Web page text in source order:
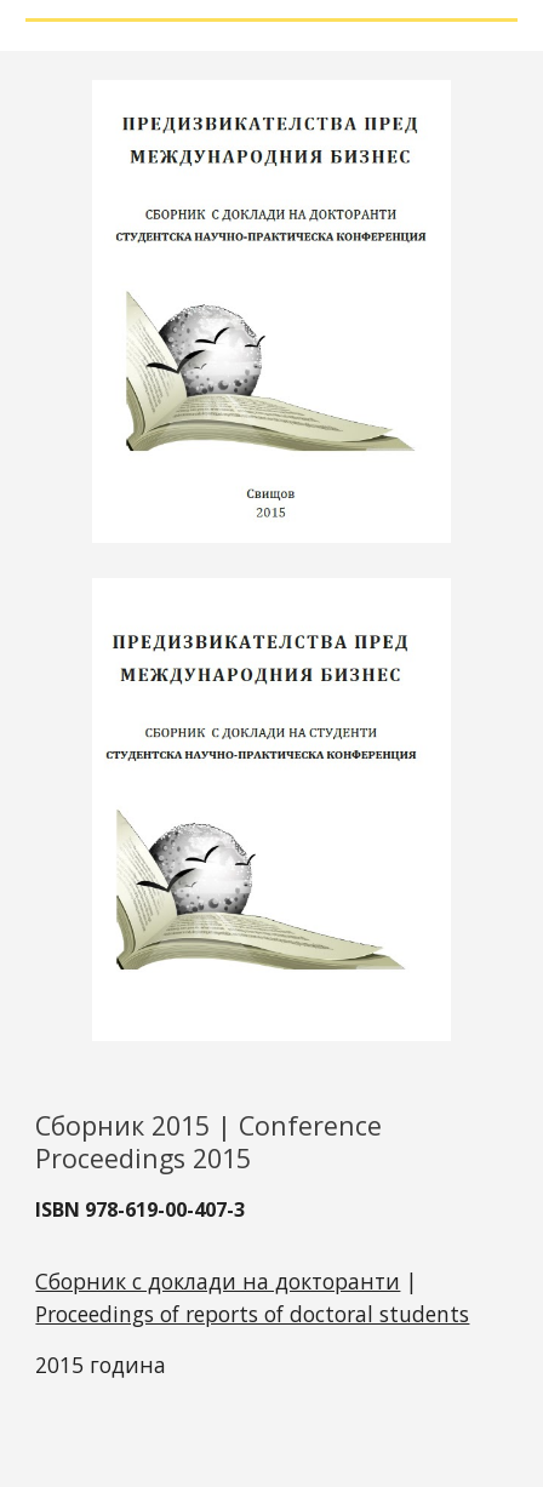
Сборник 2015 | Conference
Proceedings 2015
ISBN 978-619-00-407-3
Сборник с доклади на докторанти |
Proceedings of reports of doctoral students
2015 година